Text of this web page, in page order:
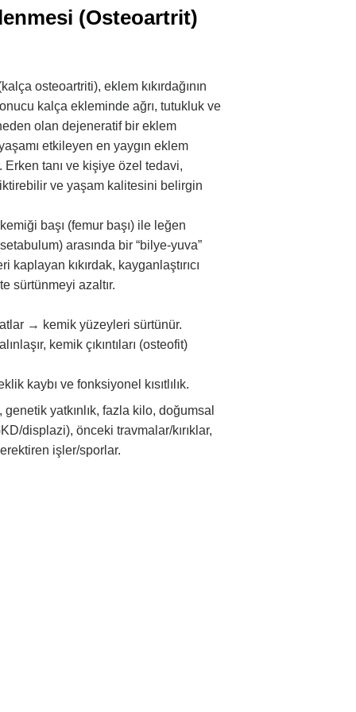
(Osteoartrit)
osteoartriti), eklem kıkırdağının
kalça ekleminde ağrı, tutukluk ve
neden olan dejeneratif bir eklem
etkileyen en yaygın eklem
Erken tanı ve kişiye özel tedavi,
ve yaşam kalitesini belirgin
başı (femur başı) ile leğen
arasında bir “bilye-yuva”
kaplayan kıkırdak, kayganlaştırıcı
sürtünmeyi azaltır.
→ kemik yüzeyleri sürtünür.
kemik çıkıntıları (osteofit)
kaybı ve fonksiyonel kısıtlılık.
genetik yatkınlık, fazla kilo, doğumsal
displazi), önceki travmalar/kırıklar,
işler/sporlar.